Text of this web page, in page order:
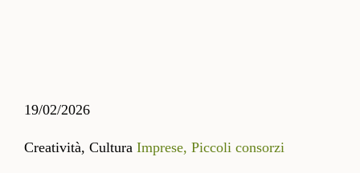
19/02/2026
Creatività, Cultura Imprese, Piccoli consorzi